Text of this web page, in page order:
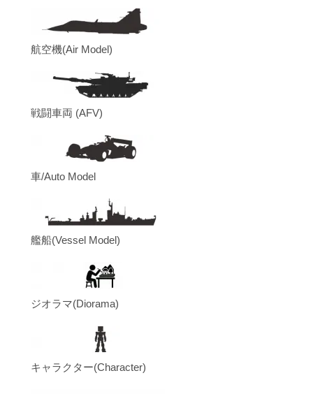
航空機(Air Model)
戦闘車両 (AFV)
車/Auto Model
艦船(Vessel Model)
ジオラマ(Diorama)
キャラクター(Character)